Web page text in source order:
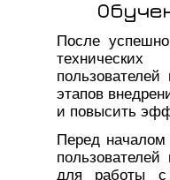
После
технических
этапов
и повысить
Перед началом
для работы с